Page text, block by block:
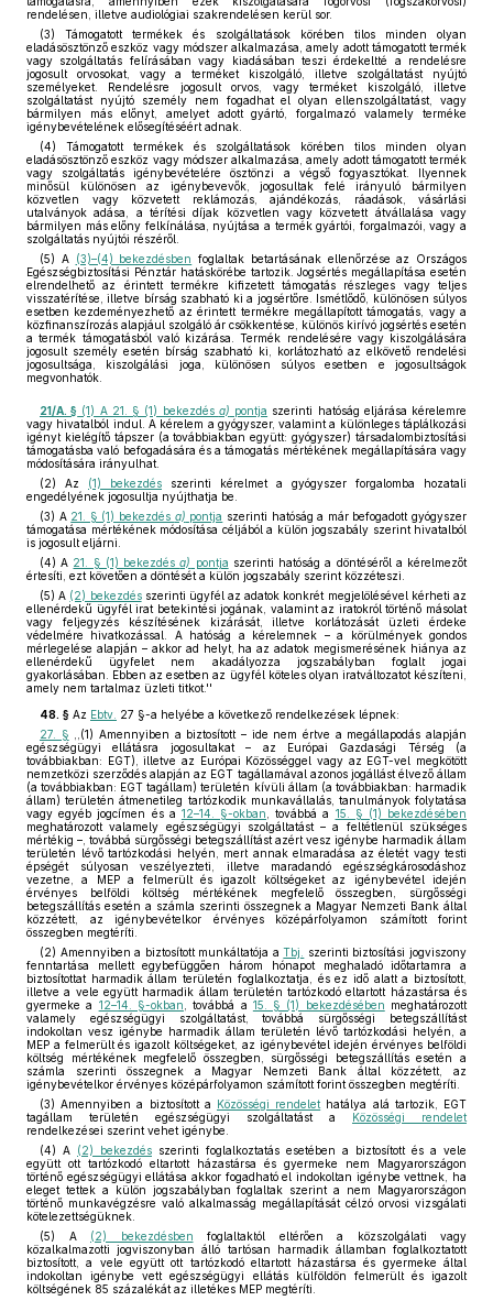
rendelésen, illetve audiológiai szakrendelésen kerül sor.
(3) Támogatott termékek és szolgáltatások körében tilos minden olyan
eladásösztönző eszköz vagy módszer alkalmazása, amely adott támogatott termék
vagy szolgáltatás felírásában vagy kiadásában teszi érdekeltté a rendelésre
jogosult orvosokat, vagy a terméket kiszolgáló, illetve szolgáltatást nyújtó
személyeket. Rendelésre jogosult orvos, vagy terméket kiszolgáló, illetve
szolgáltatást nyújtó személy nem fogadhat el olyan ellenszolgáltatást, vagy
bármilyen más előnyt, amelyet adott gyártó, forgalmazó valamely terméke
igénybevételének elősegítéséért adnak.
(4) Támogatott termékek és szolgáltatások körében tilos minden olyan
eladásösztönző eszköz vagy módszer alkalmazása, amely adott támogatott termék
vagy szolgáltatás igénybevételére ösztönzi a végső fogyasztókat. Ilyennek
minősül különösen az igénybevevők, jogosultak felé irányuló bármilyen
közvetlen vagy közvetett reklámozás, ajándékozás, ráadások, vásárlási
utalványok adása, a térítési díjak közvetlen vagy közvetett átvállalása vagy
bármilyen más előny felkínálása, nyújtása a termék gyártói, forgalmazói, vagy a
szolgáltatás nyújtói részéről.
(5) A (3)–(4) bekezdésben foglaltak betartásának ellenőrzése az Országos
Egészségbiztosítási Pénztár hatáskörébe tartozik. Jogsértés megállapítása esetén
elrendelhető az érintett termékre kifizetett támogatás részleges vagy teljes
visszatérítése, illetve bírság szabható ki a jogsértőre. Ismétlődő, különösen súlyos
esetben kezdeményezhető az érintett termékre megállapított támogatás, vagy a
közfinanszírozás alapjául szolgáló ár csökkentése, különös kirívó jogsértés esetén
a termék támogatásból való kizárása. Termék rendelésére vagy kiszolgálására
jogosult személy esetén bírság szabható ki, korlátozható az elkövető rendelési
jogosultsága, kiszolgálási joga, különösen súlyos esetben e jogosultságok
megvonhatók.
21/A. § (1) A 21. § (1) bekezdés a) pontja szerinti hatóság eljárása kérelemre
vagy hivatalból indul. A kérelem a gyógyszer, valamint a különleges táplálkozási
igényt kielégítő tápszer (a továbbiakban együtt: gyógyszer) társadalombiztosítási
támogatásba való befogadására és a támogatás mértékének megállapítására vagy
módosítására irányulhat.
(2) Az (1) bekezdés szerinti kérelmet a gyógyszer forgalomba hozatali
engedélyének jogosultja nyújthatja be.
(3) A 21. § (1) bekezdés a) pontja szerinti hatóság a már befogadott gyógyszer
támogatása mértékének módosítása céljából a külön jogszabály szerint hivatalból
is jogosult eljárni.
(4) A 21. § (1) bekezdésa) pontja szerinti hatóság a döntéséről a kérelmezőt
értesíti, ezt követően a döntését a külön jogszabály szerint közzéteszi.
(5) A (2) bekezdésszerinti ügyfél az adatok konkrét megjelölésével kérheti az
ellenérdekű ügyfél irat betekintési jogának, valamint az iratokról történő másolat
vagy feljegyzés készítésének kizárását, illetve korlátozását üzleti érdeke
védelmére hivatkozással. A hatóság a kérelemnek – a körülmények gondos
mérlegelése alapján – akkor ad helyt, ha az adatok megismerésének hiánya az
ellenérdekű ügyfelet nem akadályozza jogszabályban foglalt jogai
gyakorlásában. Ebben az esetben az ügyfél köteles olyan iratváltozatot készíteni,
amely nem tartalmaz üzleti titkot.''
48. § Az Ebtv. 27 §-a helyébe a következő rendelkezések lépnek:
27. § ,,(1) Amennyiben a biztosított – ide nem értve a megállapodás alapján
egészségügyi ellátásra jogosultakat – az Európai Gazdasági Térség (a
továbbiakban: EGT), illetve az Európai Közösséggel vagy az EGT-vel megkötött
nemzetközi szerződés alapján az EGT tagállamával azonos jogállást élvező állam
(a továbbiakban: EGT tagállam) területén kívüli állam (a továbbiakban: harmadik
állam) területén átmenetileg tartózkodik munkavállalás, tanulmányok folytatása
vagy egyéb jogcímen és a 12–14. §-okban , továbbá a 15. § (1) bekezdésében
meghatározott valamely egészségügyi szolgáltatást – a feltétlenül szükséges
mértékig –, továbbá sürgősségi betegszállítást azért vesz igénybe harmadik állam
területén lévő tartózkodási helyén, mert annak elmaradása az életét vagy testi
épségét súlyosan veszélyezteti, illetve maradandó egészségkárosodáshoz
vezetne, a MEP a felmerült és igazolt költségeket az igénybevétel idején
érvényes belföldi költség mértékének megfelelő összegben, sürgősségi
betegszállítás esetén a számla szerinti összegnek a Magyar Nemzeti Bank által
közzétett, az igénybevételkor érvényes középárfolyamon számított forint
összegben megtéríti.
(2) Amennyiben a biztosított munkáltatója aTbj.
szerinti biztosítási jogviszony
fenntartása mellett egybefüggően három hónapot meghaladó időtartamra a
biztosítottat harmadik állam területén foglalkoztatja, és ez idő alatt a biztosított,
illetve a vele együtt harmadik állam területén tartózkodó eltartott házastársa és
gyermeke a 12–14. §-okban , továbbá a 15. § (1) bekezdésében meghatározott
valamely egészségügyi szolgáltatást, továbbá sürgősségi betegszállítást
indokoltan vesz igénybe harmadik állam területén lévő tartózkodási helyén, a
MEP a felmerült és igazolt költségeket, az igénybevétel idején érvényes belföldi
költség mértékének megfelelő összegben, sürgősségi betegszállítás esetén a
számla szerinti összegnek a Magyar Nemzeti Bank által közzétett, az
igénybevételkor érvényes középárfolyamon számított forint összegben megtéríti.
(3) Amennyiben a biztosított a Közösségi rendelet hatálya alá tartozik, EGT
tagállam területén egészségügyi szolgáltatást a Közösségi rendelet
rendelkezései szerint vehet igénybe.
(4) A (2) bekezdés szerinti foglalkoztatás esetében a biztosított és a vele
együtt ott tartózkodó eltartott házastársa és gyermeke nem Magyarországon
történő egészségügyi ellátása akkor fogadható el indokoltan igénybe vettnek, ha
eleget tettek a külön jogszabályban foglaltak szerint a nem Magyarországon
történő munkavégzésre való alkalmasság megállapítását célzó orvosi vizsgálati
kötelezettségüknek.
(5) A (2) bekezdésben foglaltaktól eltérően a közszolgálati vagy
közalkalmazotti jogviszonyban álló tartósan harmadik államban foglalkoztatott
biztosított, a vele együtt ott tartózkodó eltartott házastársa és gyermeke által
indokoltan igénybe vett egészségügyi ellátás külföldön felmerült és igazolt
költségének 85 százalékát az illetékes MEP megtéríti.